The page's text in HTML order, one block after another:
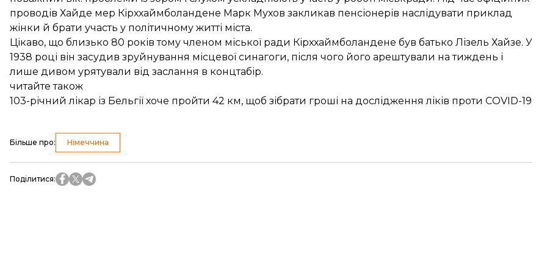
проводів Хайде мер Кірххаймболандене Марк Мухов закликав пенсіонерів наслідувати приклад
жінки й брати участь у політичному житті міста.
Цікаво, що близько 80 років тому членом міської ради Кірххаймболандене був батько Лізель Хайзе. У
1938 році він засудив зруйнування місцевої синагоги, після чого його арештували на тиждень і
лише дивом урятували від заслання в концтабір.
читайте також
103-річний лікар із Бельгії хоче пройти 42 км, щоб зібрати гроші на дослідження ліків проти COVID-19
Більше про: Німеччина
Поділитися: